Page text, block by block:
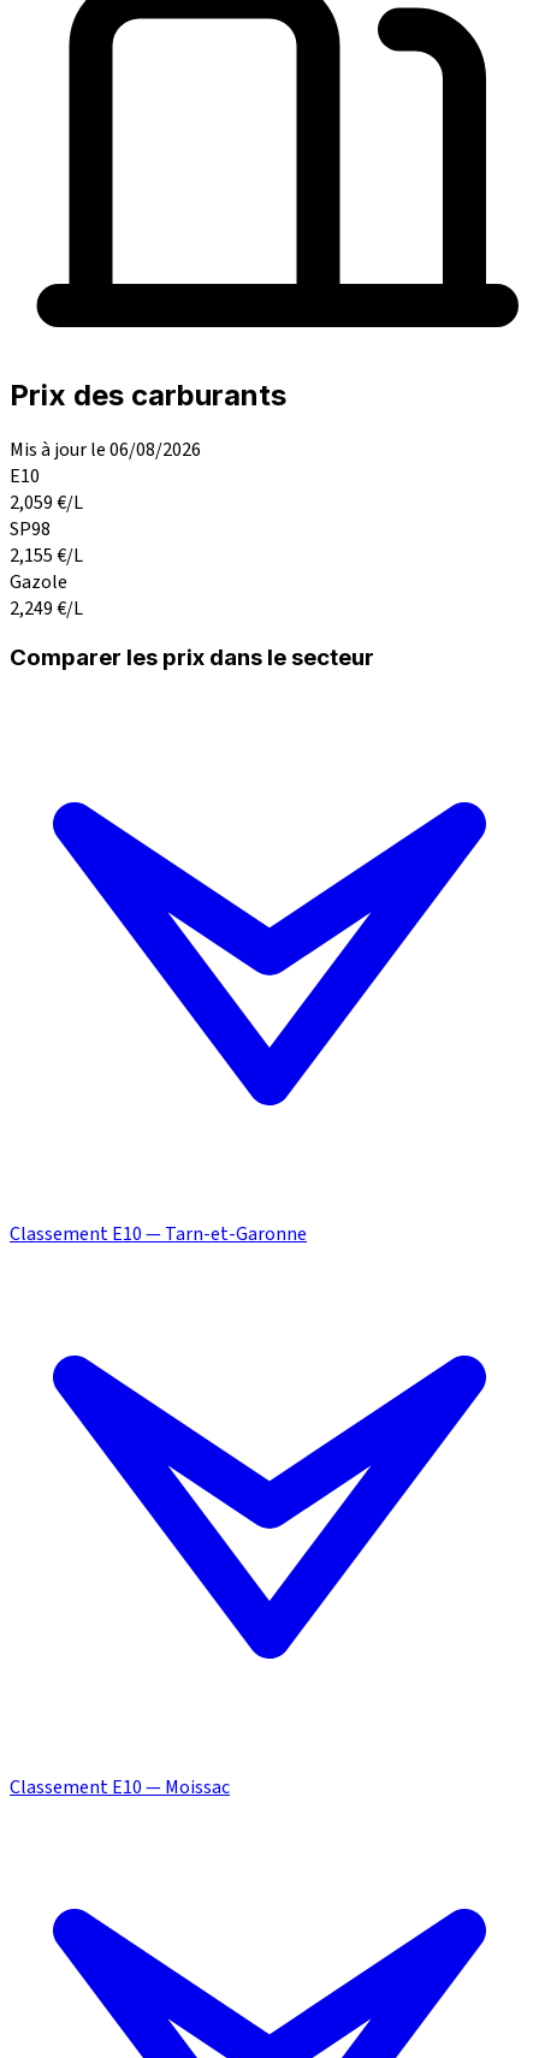
Prix des carburants
Mis à jour le 06/08/2026
E10
2,059€/L
SP98
2,155€/L
Gazole
2,249€/L
Comparer les prix dans le secteur
Classement E10 — Tarn-et-Garonne
Classement E10 — Moissac